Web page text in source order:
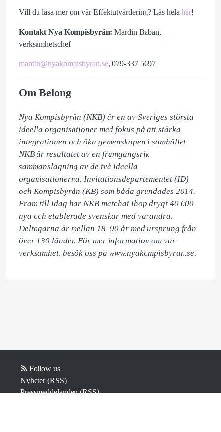
Vill du läsa mer om vår Effektutvärdering? Läs hela här!
Kontakt Nya Kompisbyrån: Mardin Baban,
verksamhetschef
mardin@nyakompisbyran.se, 079-337 5697
Om Belong
Nya Kompisbyrån (NKB) är en av Sveriges största
ideella organisationer med fokus på att stärka
integrationen och öka gemenskapen i samhället.
NKB är resultatet av en framgångsrik
sammanslagning av de två ideella
organisationerna, Invitationsdepartementet (ID)
och Kompisbyrån (KB) som båda grundades 2014.
Fram till idag har NKB matchat ihop drygt 40 000
nya och etablerade svenskar med varandra.
Deltagarna är mellan 18–90 år med ursprung från
över 130 länder. För mer information om vår
verksamhet, besök oss på www.nyakompisbyran.se.
Follow us
Nyheter (RSS)
Pressmeddelanden (RSS)